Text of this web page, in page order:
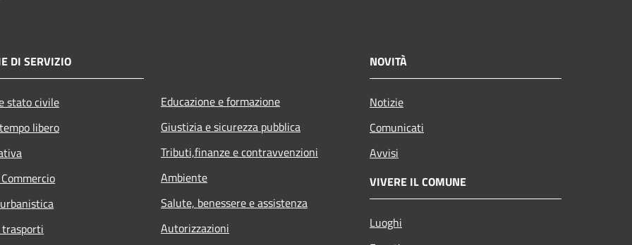
DI SERVIZIO
stato civile
libero
Educazione e formazione
Giustizia e sicurezza pubblica
Tributi,finanze e contravvenzioni
Ambiente
Salute, benessere e assistenza
Autorizzazioni
NOVITÀ
Notizie
Comunicati
Avvisi
VIVERE IL COMUNE
Luoghi